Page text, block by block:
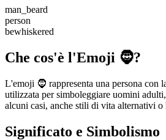
man_beard
person
bewhiskered
Che cos'è l'Emoji 🧔?
L'emoji 🧔 rappresenta una persona con
utilizzata per simboleggiare uomini
alcuni casi, anche stili di vita alternativi o
Significato e Simbolismo